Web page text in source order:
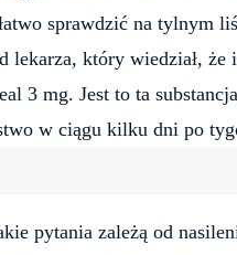
sprawdzić na tylnym
który wiedział, że
3 mg. Jest to ta
w ciągu kilku dni po
pytania zależą od